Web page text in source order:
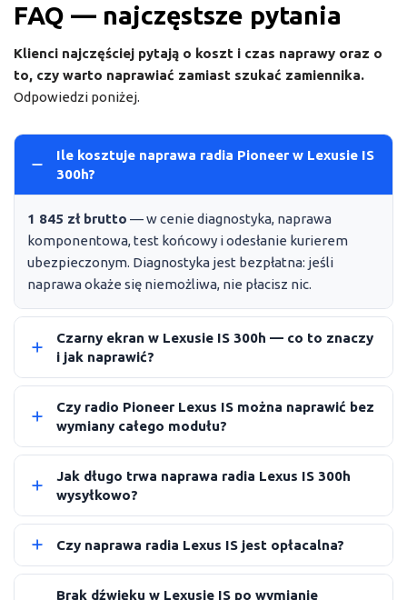
FAQ — najczęstsze pytania
Klienci najczęściej pytają o koszt i czas naprawy oraz o
to, czy warto naprawiać zamiast szukać zamiennika.
Odpowiedzi poniżej.
Ile kosztuje naprawa radia Pioneer w Lexusie IS
300h?
1 845 zł brutto — w cenie diagnostyka, naprawa
komponentowa, test końcowy i odesłanie kurierem
ubezpieczonym. Diagnostyka jest bezpłatna: jeśli
naprawa okaże się niemożliwa, nie płacisz nic.
Czarny ekran w Lexusie IS 300h — co to znaczy
i jak naprawić?
Czy radio Pioneer Lexus IS można naprawić bez
wymiany całego modułu?
Jak długo trwa naprawa radia Lexus IS 300h
wysyłkowo?
Czy naprawa radia Lexus IS jest opłacalna?
Brak dźwięku w Lexusie IS po wymianie